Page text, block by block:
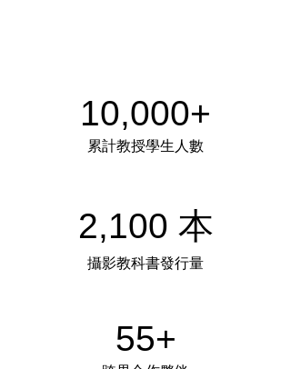
10,000+
累計教授學生人數
2,100 本
攝影教科書發行量
55+